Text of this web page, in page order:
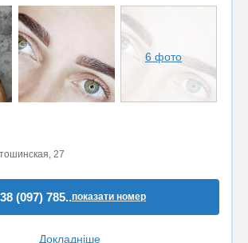
6 фото
27
(097) 785..показати номер
Докладніше